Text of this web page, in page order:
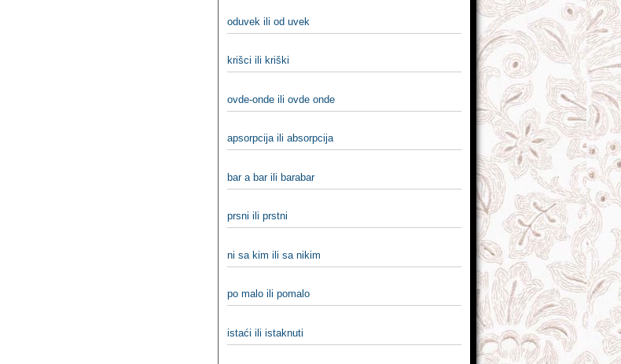
oduvek ili od uvek
krišci ili kriški
ovde-onde ili ovde onde
apsorpcija ili absorpcija
bar a bar ili barabar
prsni ili prstni
ni sa kim ili sa nikim
po malo ili pomalo
istaći ili istaknuti